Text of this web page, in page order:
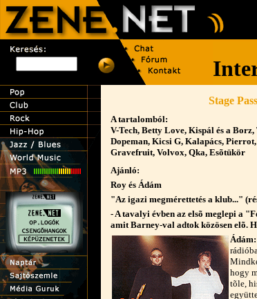
Stage
A tartalomból:
V-Tech, Betty Love, Kispál és a Borz,
Dopeman, Kicsi G, Kalapács,
Gravefruit, Volvox, Qka, Esõtükör
Ajánló:
Roy és Ádám
"Az igazi megmérettetés a klub..."
- A tavalyi évben az elsõ meglepi a
amit Barney-val adtok közösen elõ.
Ádám:
hogy
tõle,